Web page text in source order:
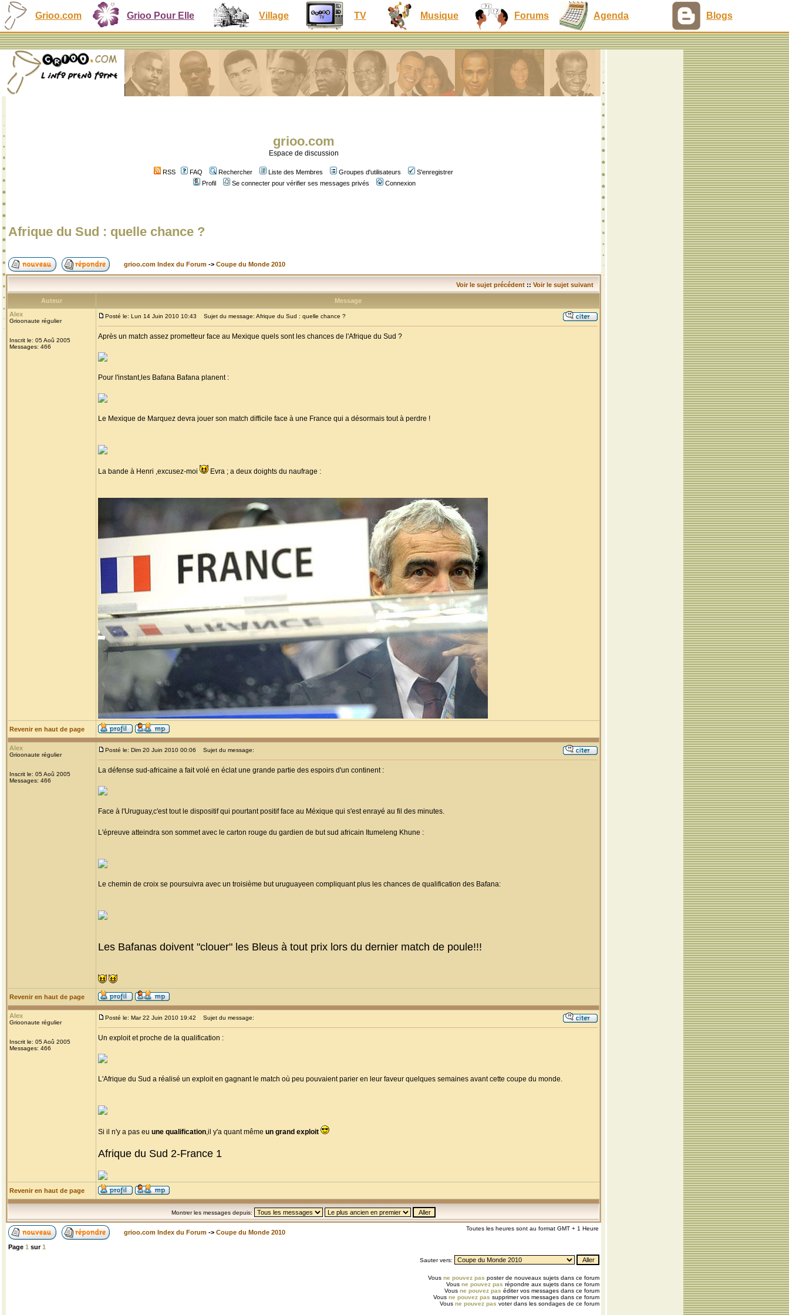
Grioo.com Grioo Pour Elle Village TV Musique Forums Agenda Blogs
grioo.com
Espace de discussion
RSS FAQ Rechercher Liste des Membres Groupes d'utilisateurs
S'enregistrer
Profil
Se connecter pour vérifier ses messages privés Connexion
Afrique du Sud : quelle chance ?
grioo.com Index du Forum -> Coupe du Monde 2010
Voir le sujet précédent :: Voir le sujet suivant
Auteur
Message
Alex
Grioonaute régulier
Inscrit le: 05 Aoû 2005
Messages: 466
Posté le: Lun 14 Juin 2010 10:43 Sujet du message: Afrique du Sud : quelle chance ?
Après un match assez prometteur face au Mexique quels sont les chances de l'Afrique du Sud ?
Pour l'instant,les Bafana Bafana planent :
Le Mexique de Marquez devra jouer son match difficile face à une France qui a désormais tout à perdre !
La bande à Henri ,excusez-moi Evra ; a deux doights du naufrage :
Revenir en haut de page
Alex
Grioonaute régulier
Inscrit le: 05 Aoû 2005
Messages: 466
Posté le: Dim 20 Juin 2010 00:06 Sujet du message:
La défense sud-africaine a fait volé en éclat une grande partie des espoirs d'un continent :
Face à l'Uruguay,c'est tout le dispositif qui pourtant positif face au Méxique qui s'est enrayé au fil des minutes.
L'épreuve atteindra son sommet avec le carton rouge du gardien de but sud africain Itumeleng Khune :
Le chemin de croix se poursuivra avec un troisième but uruguayeen compliquant plus les chances de qualification des Bafana:
Les Bafanas doivent "clouer" les Bleus à tout prix lors du dernier match de poule!!!
Revenir en haut de page
Alex
Grioonaute régulier
Inscrit le: 05 Aoû 2005
Messages: 466
Posté le: Mar 22 Juin 2010 19:42 Sujet du message:
Un exploit et proche de la qualification :
L'Afrique du Sud a réalisé un exploit en gagnant le match où peu pouvaient parier en leur faveur quelques semaines avant cette coupe du monde.
Si il n'y a pas eu une qualification,il y'a quant même un grand exploit
Afrique du Sud 2-France 1
Revenir en haut de page
Montrer les messages depuis:
grioo.com Index du Forum -> Coupe du Monde 2010
Toutes les heures sont au format GMT + 1 Heure
Page 1 sur1
Sauter vers:
Vous ne pouvez pas poster de nouveaux sujets dans ce forum
Vous ne pouvez pas répondre aux sujets dans ce forum
Vous ne pouvez pas éditer vos messages dans ce forum
Vous ne pouvez pas supprimer vos messages dans ce forum
Vous ne pouvez pas voter dans les sondages de ce forum